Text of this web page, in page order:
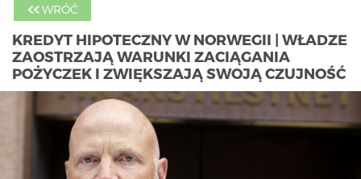
WRÓĆ
KREDYT HIPOTECZNY W NORWEGII | WŁADZE
ZAOSTRZAJĄ WARUNKI ZACIĄGANIA
POŻYCZEK I ZWIĘKSZAJĄ SWOJĄ CZUJNOŚĆ